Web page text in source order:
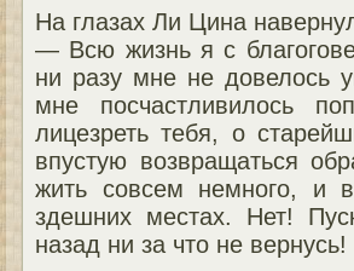
На глазах Ли Цина
— Всю жизнь я с
ни разу мне не довелось
мне посчастливилось
лицезреть тебя, о
впустую возвращаться
жить совсем немного, и
здешних местах. Нет!
назад ни за что не вернусь!